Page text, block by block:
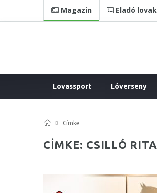
Magazin Eladó lovak
Lovassport Lóverseny
Címke
CÍMKE: CSILLÓ RITA